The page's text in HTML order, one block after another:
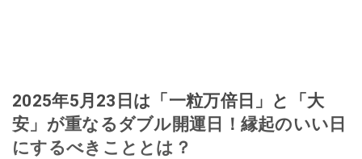
2025年5月23日は「一粒万倍日」と「大
安」が重なるダブル開運日！縁起のいい日
にするべきこととは？